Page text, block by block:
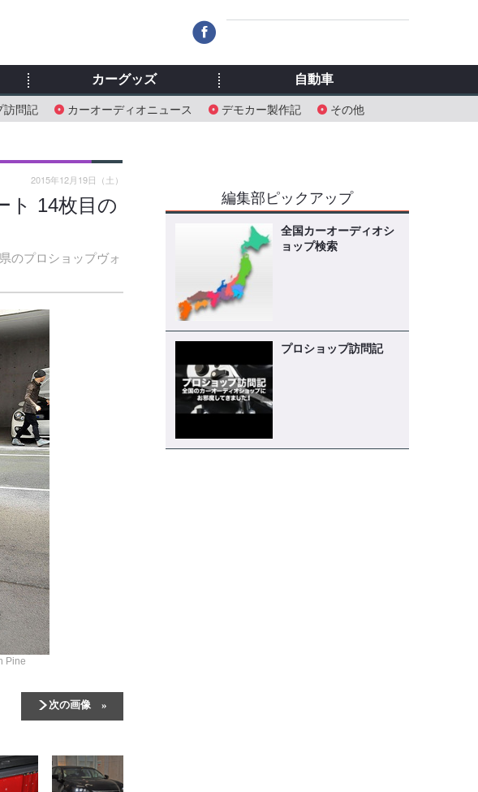
訪問記 カーオーディオニュース デモカー製作記 その他
カーグッズ 自動車
ト 14枚目の
のプロショップヴォ
2015年12月19日（土）
Pine
次の画像
編集部ピックアップ
全国カーオーディオシ
ョップ検索
プロショップ訪問記